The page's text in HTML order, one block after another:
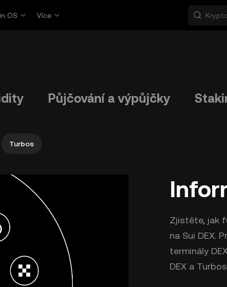
OS Více
Půjčování a výpůjčky
Turbos
Zjistěte, jak
na Sui DEX.
terminály
DEX a